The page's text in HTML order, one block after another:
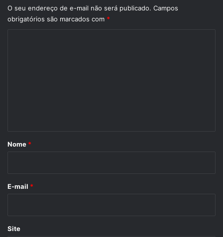
O seu endereço de e-mail não será publicado. Campos
obrigatórios são marcados com *
r
*
Nome *
E-mail *
Site